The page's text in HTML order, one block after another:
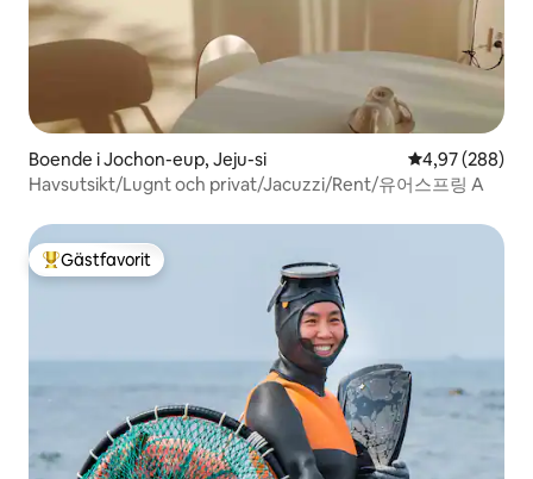
Boende i Jochon-eup, Jeju-si 4,97 av 5 i
4,97 (288)
Havsutsikt/Lugnt och privat/Jacuzzi/Rent/유어스프링 A
Populär gästfavorit
Gästfavorit